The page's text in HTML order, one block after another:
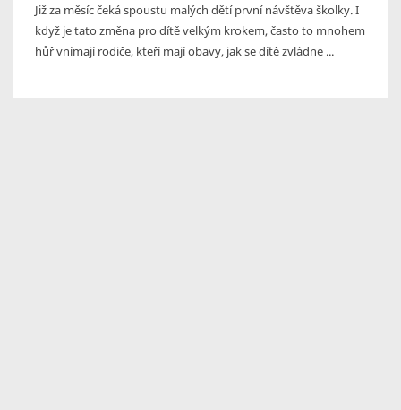
Již za měsíc čeká spoustu malých dětí první návštěva školky. I
když je tato změna pro dítě velkým krokem, často to mnohem
hůř vnímají rodiče, kteří mají obavy, jak se dítě zvládne ...